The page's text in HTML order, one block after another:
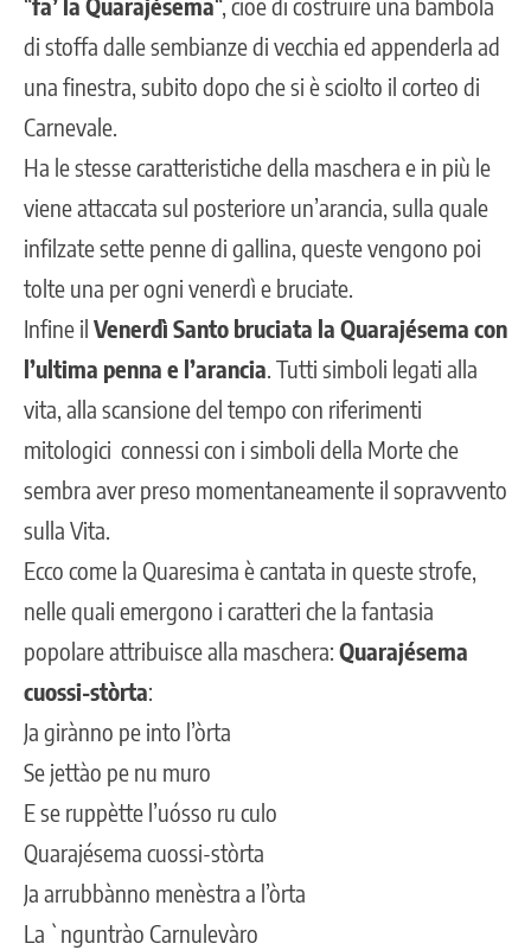
di stoffa dalle sembianze di vecchia ed appenderla ad
una finestra, subito dopo che si è sciolto il corteo di
Carnevale.
Ha le stesse caratteristiche della maschera e in più le
viene attaccata sul posteriore un’arancia, sulla quale
infilzate sette penne di gallina, queste vengono poi
tolte una per ogni venerdì e bruciate.
Infine il Venerdì Santo bruciata la Quarajésema con
l’ultima penna e l’arancia. Tutti simboli legati alla
vita, alla scansione del tempo con riferimenti
mitologici connessi con i simboli della Morte che
sembra aver preso momentaneamente il sopravvento
sulla Vita.
Ecco come la Quaresima è cantata in queste strofe,
nelle quali emergono i caratteri che la fantasia
popolare attribuisce alla maschera: Quarajésema
cuossi-stòrta:
Ja girànno pe into l’òrta
Se jettào pe nu muro
E se ruppètte l’uósso ru culo
Quarajésema cuossi-stòrta
Ja arrubbànno menèstra a l’òrta
La `nguntrào Carnulevàro